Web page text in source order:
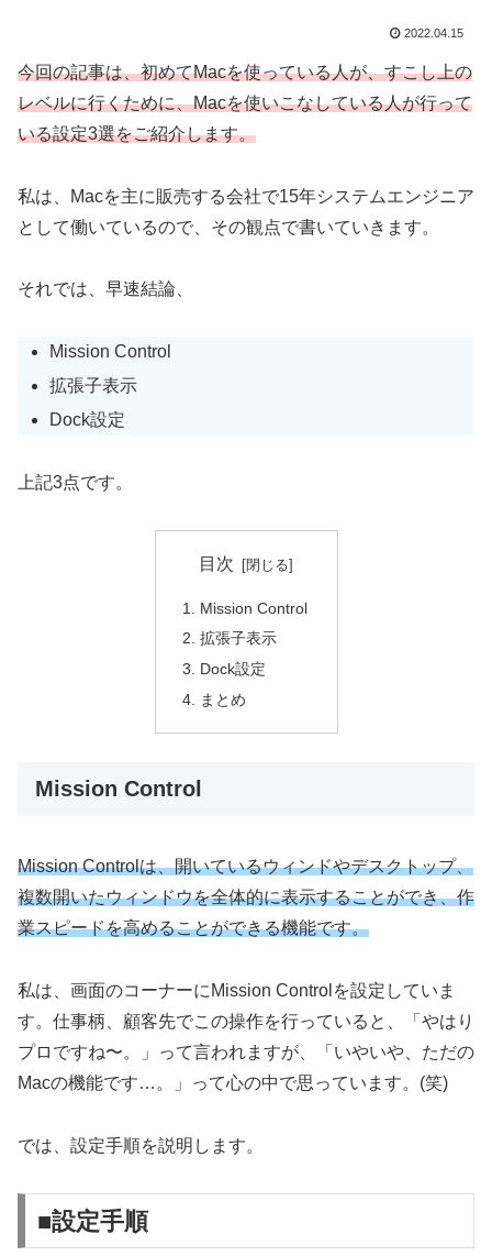
2022.04.15
今回の記事は、初めてMacを使っている人が、すこし上の
レベルに行くために、Macを使いこなしている人が行って
いる設定3選をご紹介します。
私は、Macを主に販売する会社で15年システムエンジニア
として働いているので、その観点で書いていきます。
それでは、早速結論、
Mission Control
拡張子表示
Dock設定
上記3点です。
目次
Mission Control
拡張子表示
Dock設定
まとめ
Mission Control
Mission Controlは、開いているウィンドやデスクトップ、
複数開いたウィンドウを全体的に表示することができ、作
業スピードを高めることができる機能です。
私は、画面のコーナーにMission Controlを設定していま
す。仕事柄、顧客先でこの操作を行っていると、「やはり
プロですね〜。」って言われますが、「いやいや、ただの
Macの機能です…。」って心の中で思っています。(笑)
では、設定手順を説明します。
■設定手順